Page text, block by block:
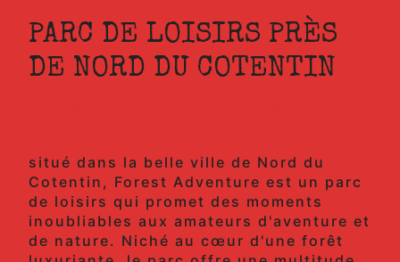
PARC DE LOISIRS PRÈS
DE NORD DU COTENTIN
situé dans la belle ville de Nord du
Cotentin, Forest Adventure est un parc
de loisirs qui promet des moments
inoubliables aux amateurs d'aventure et
de nature. Niché au cœur d'une forêt